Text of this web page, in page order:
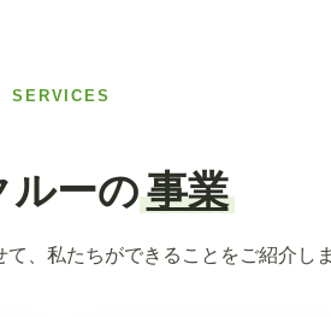
SERVICES
ルーの事業
て、私たちができることをご紹介し